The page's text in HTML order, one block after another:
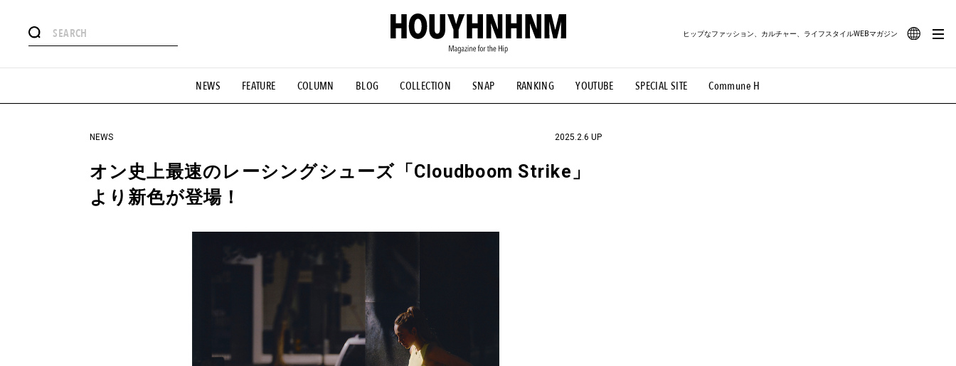
NEWS FEATURE COLUMN BLOG COLLECTION SNAP RANKING YOUTUBE SPECIAL SITE Commune H
ヒップなファッション、カルチャー、ライフスタイルWEBマガジン
#憧れの逸品 #ESSENTIAL DESIGNS #古着サミット #NEW VINTAGE #マイナーグッド図鑑 #路地裏てぃーん。 #MONTHLY JOURNAL
#GH 銘品の所以 #フイナムのYouTube #Commune H #FOCUS IT #AH.H #ととけん #FASHION #MUSIC #MOVIE #LIFESTYLE #SNEAKER #OUTDOOR
#HANDSOME HANDBOOK
NEWS 2025.2.6 UP
オン史上最速のレーシングシューズ「Cloudboom Strike」
より新色が登場！